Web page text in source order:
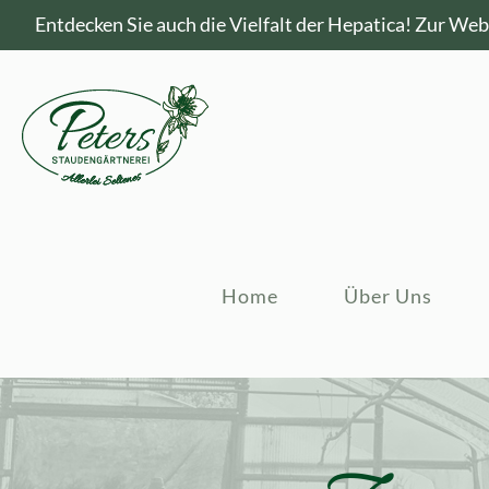
Entdecken Sie auch die Vielfalt der Hepatica! Zur
Home Über Uns